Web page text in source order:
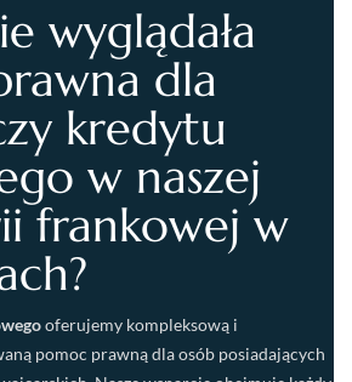
wyglądała
dla
kredytu
w naszej
frankowej w
oferujemy kompleksową i
pomoc prawną dla osób posiadających